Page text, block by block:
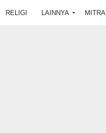
RELIGI LAINNYA MITRA